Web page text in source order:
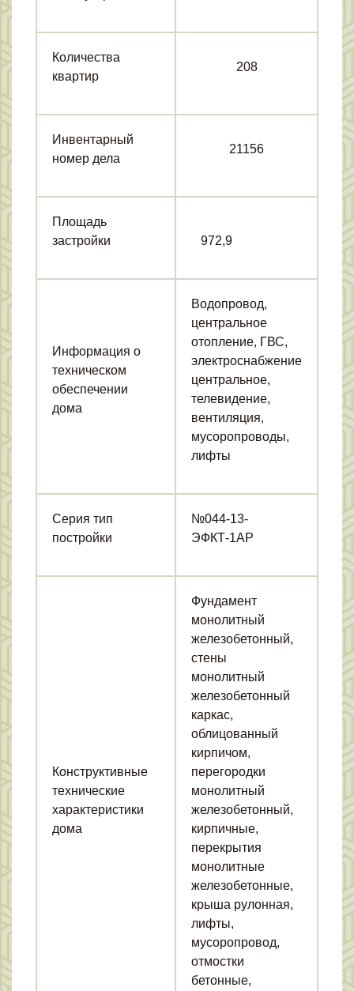
Количества
квартир
208
Инвентарный
номер дела
21156
Площадь
застройки
972,9
Информация о
техническом
обеспечении
дома
Водопровод,
центральное
отопление, ГВС,
электроснабжение
центральное,
телевидение,
вентиляция,
мусоропроводы,
лифты
Серия тип
постройки
№044-13-
ЭФКТ-1АР
Конструктивные
технические
характеристики
дома
Фундамент
монолитный
железобетонный,
стены
монолитный
железобетонный
каркас,
облицованный
кирпичом,
перегородки
монолитный
железобетонный,
кирпичные,
перекрытия
монолитные
железобетонные,
крыша рулонная,
лифты,
мусоропровод,
отмостки
бетонные,